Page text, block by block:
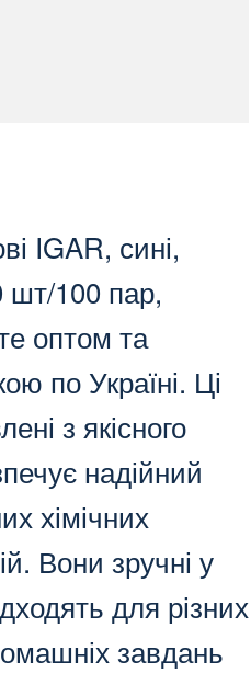
IGAR, сині,
шт/100 пар,
оптом та
по Україні. Ці
з якісного
надійний
хімічних
Вони зручні у
для різних
завдань